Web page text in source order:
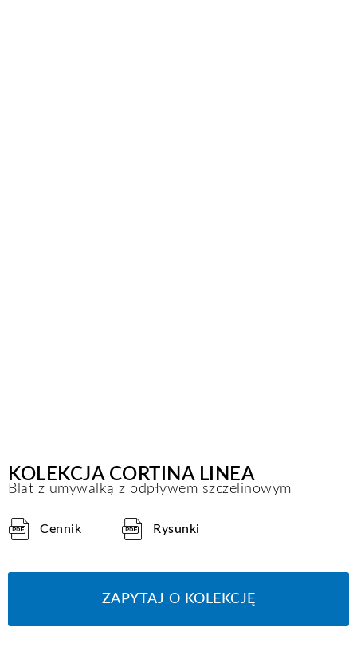
KOLEKCJA CORTINA LINEA
Blat z umywalką z odpływem szczelinowym
Cennik Rysunki
ZAPYTAJ O KOLEKCJĘ